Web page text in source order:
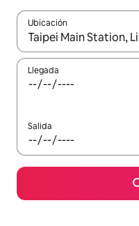
Ubicación
Cuando los resultados
Llegada
Salida